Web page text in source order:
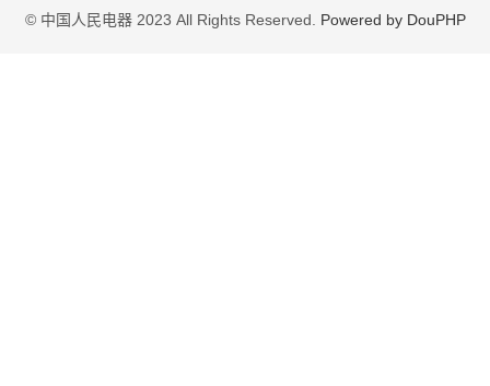
© 中国人民电器 2023 All Rights Reserved. Powered by DouPHP